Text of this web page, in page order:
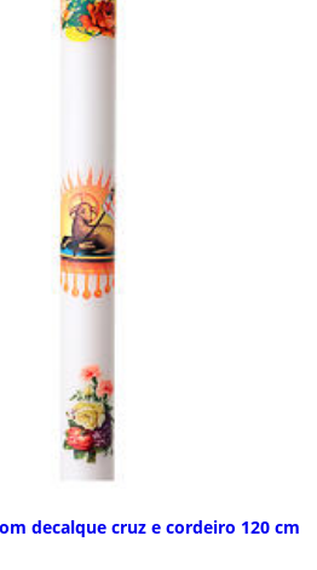
decalque cruz e cordeiro 120 cm